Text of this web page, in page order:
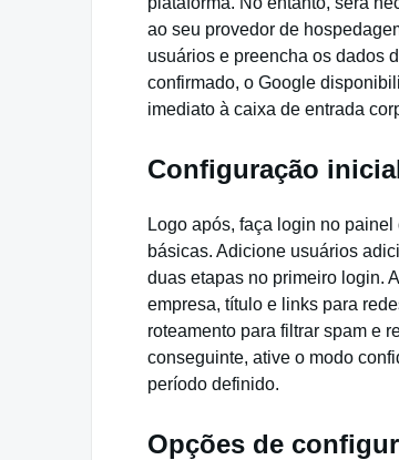
ao seu provedor de
usuários e preencha os dados
confirmado, o Google
imediato à caixa de entrada
Configuração
Logo após, faça login no
básicas. Adicione usuários
duas etapas no primeiro login.
empresa, título e links para
roteamento para filtrar spam e
conseguinte, ative o modo
período definido.
Opções de